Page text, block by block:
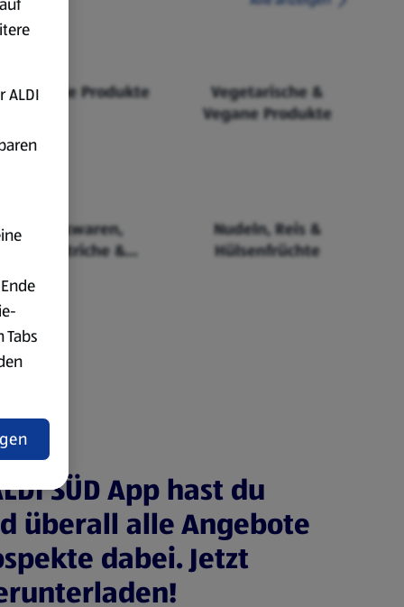
Fairtrade Produkte
Vegetarische &
Vegane Produkte
Backwaren,
Aufstriche &
Nudeln, Reis &
Hülsenfrüchte
SÜD App hast du
überall alle Angebote
dabei. Jetzt
ALDI